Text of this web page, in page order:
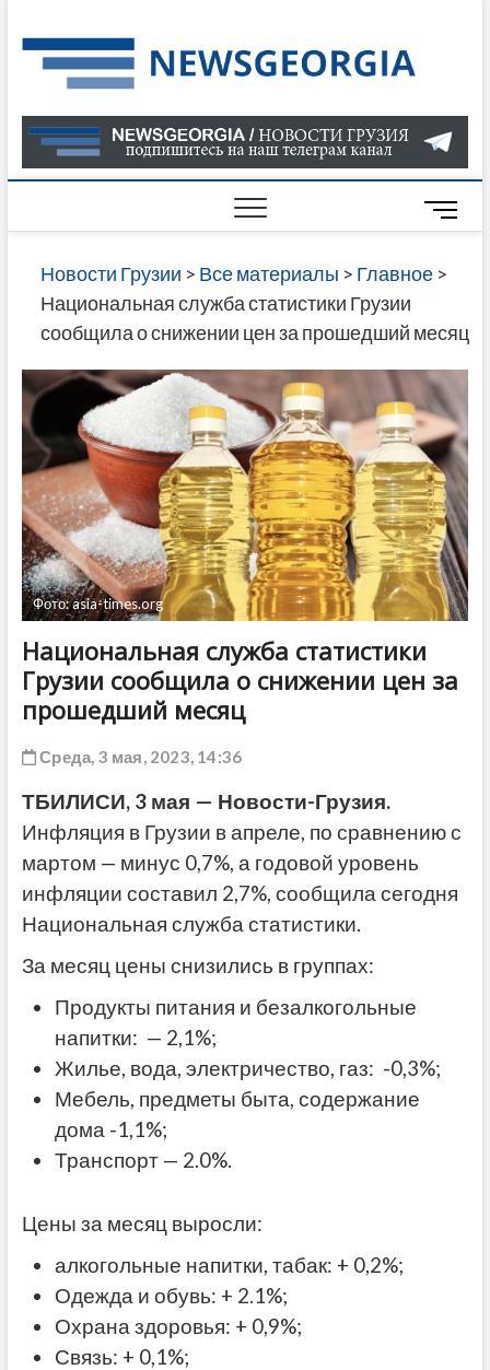
to
content
О
В
ГРУЗИИ
САЙТЕ
M
e
n
B
t
t
o
n
Новости Грузии > Все материалы > Главное>
Национальная служба статистики Грузии
сообщила о снижении цен за прошедший месяц
Фото: asia-times.org
Национальная служба статистики
Грузии сообщила о снижении цен за
прошедший месяц
Среда, 3 мая, 2023, 14:36
ТБИЛИСИ, 3 мая — Новости-Грузия.
Инфляция в Грузии в апреле, по сравнению с
мартом — минус 0,7%, а годовой уровень
инфляции составил 2,7%, сообщила сегодня
Национальная служба статистики.
За месяц цены снизились в группах:
Продукты питания и безалкогольные
напитки: — 2,1%;
Жилье, вода, электричество, газ: -0,3%;
Мебель, предметы быта, содержание
дома -1,1%;
Транспорт — 2.0%.
Цены за месяц выросли:
алкогольные напитки, табак: + 0,2%;
Одежда и обувь: + 2.1%;
Охрана здоровья: + 0,9%;
Связь: + 0,1%;